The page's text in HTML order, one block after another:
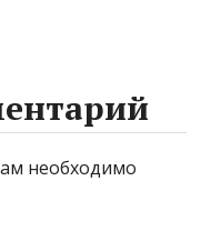
необходимо